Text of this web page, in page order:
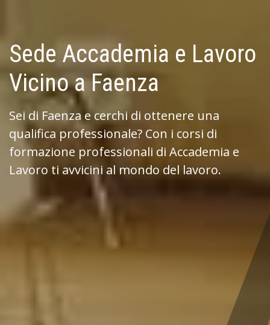
Sede Accademia e Lavoro
Vicino a Faenza
Sei di Faenza e cerchi di ottenere una
qualifica professionale? Con i corsi di
formazione professionali di Accademia e
Lavoro ti avvicini al mondo del lavoro.